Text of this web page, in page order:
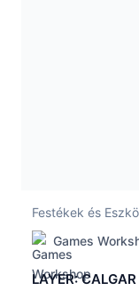
Festékek és
Games
LAYER: